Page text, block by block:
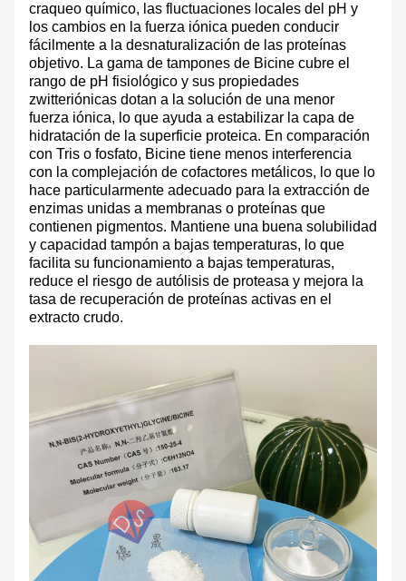
craqueo químico, las fluctuaciones locales del pH y
los cambios en la fuerza iónica pueden conducir
fácilmente a la desnaturalización de las proteínas
objetivo. La gama de tampones de Bicine cubre el
rango de pH fisiológico y sus propiedades
zwitteriónicas dotan a la solución de una menor
fuerza iónica, lo que ayuda a estabilizar la capa de
hidratación de la superficie proteica. En comparación
con Tris o fosfato, Bicine tiene menos interferencia
con la complejación de cofactores metálicos, lo que lo
hace particularmente adecuado para la extracción de
enzimas unidas a membranas o proteínas que
contienen pigmentos. Mantiene una buena solubilidad
y capacidad tampón a bajas temperaturas, lo que
facilita su funcionamiento a bajas temperaturas,
reduce el riesgo de autólisis de proteasa y mejora la
tasa de recuperación de proteínas activas en el
extracto crudo.